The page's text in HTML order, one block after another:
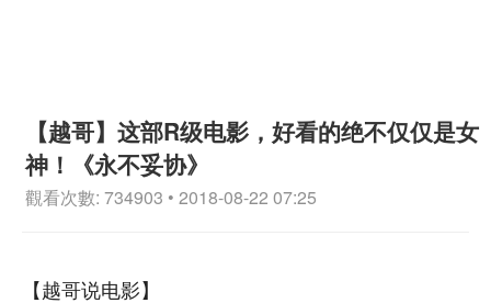
【越哥】这部R级电影，好看的绝不仅仅是女
神！《永不妥协》
觀看次數: 734903 • 2018-08-22 07:25
【越哥说电影】